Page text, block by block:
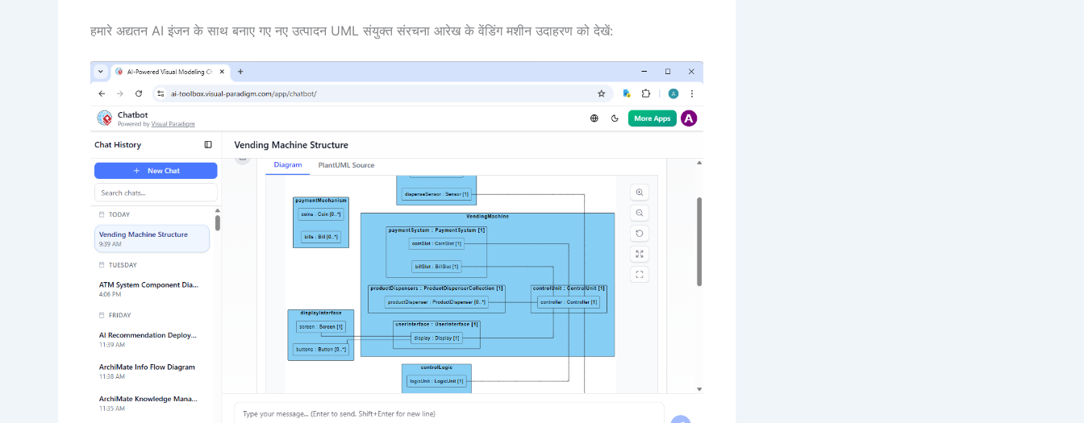
हमारे अद्यतन AI इंजन के साथ बनाए गए नए उत्पादन UML संयुक्त संरचना आरेख के वेंडिंग मशीन उदाहरण को देखें: